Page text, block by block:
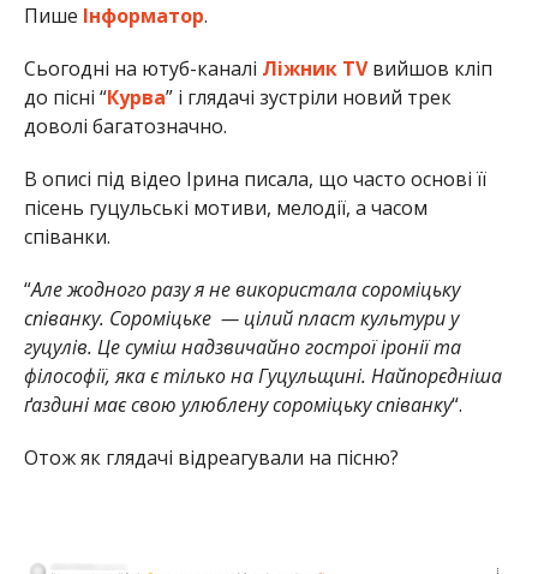
Пише Інформатор.
Сьогодні на ютуб-каналі Ліжник TVвийшов кліп
до пісні “Курва” і глядачі зустріли новий трек
доволі багатозначно.
В описі під відео Ірина писала, що часто основі її
пісень гуцульські мотиви, мелодії, а часом
співанки.
“Але жодного разу я не використала сороміцьку
співанку. Сороміцьке — цілий пласт культури у
гуцулів. Це суміш надзвичайно гострої іронії та
філософії, яка є тілько на Гуцульщині. Найпорєдніша
ґаздині має свою улюблену сороміцьку співанку“.
Отож як глядачі відреагували на пісню?